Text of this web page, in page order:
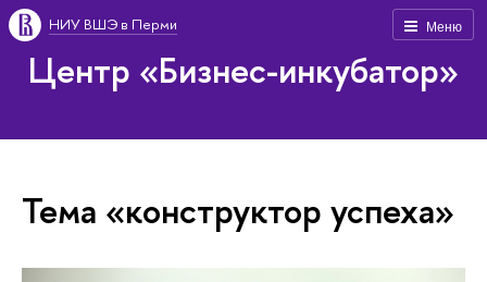
Меню
НИУ ВШЭ в Перми
Центр «Бизнес-инкубатор»
Тема «конструктор успеха»